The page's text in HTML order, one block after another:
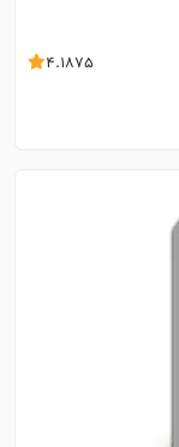
4.1875